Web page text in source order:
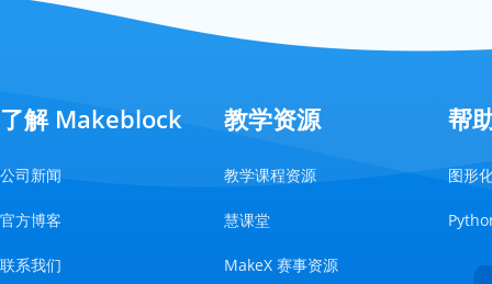
了解 Makeblock
公司新闻
官方博客
联系我们
教学资源
教学课程资源
慧课堂
MakeX 赛事资源
帮
图形